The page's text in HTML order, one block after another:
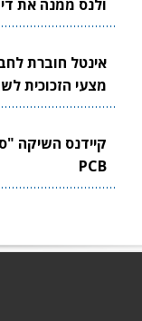
ולנס ממנה את
אינטל חוברת
מצעי הזכוכית
קיידנס השיקה
PCB